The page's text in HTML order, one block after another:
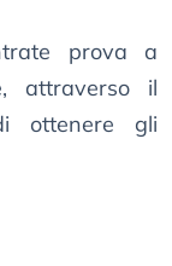
prova a
attraverso il
ottenere gli